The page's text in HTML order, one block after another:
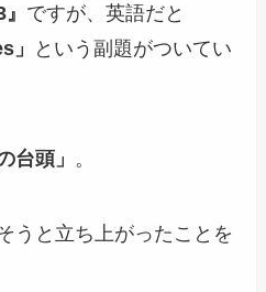
ですが、英語だと
」
という副題がついてい
台頭」 。
うと立ち上がったことを